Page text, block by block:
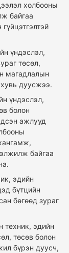
холбооны
байгаа
үндэслэл,
төсөл,
магадлалын
дуусжээ.
үндэслэл,
болон
ажлууд
байгаа
эдийн
бүтцийн
бөгөөд зураг
техник, эдийн
төсөв болон
бүрэн дуусч,